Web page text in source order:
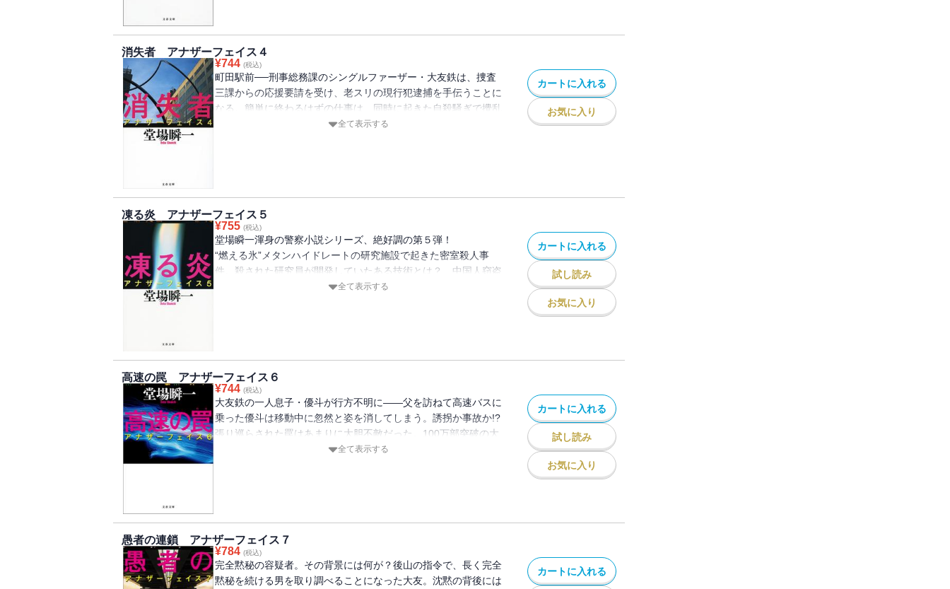
消失者 アナザーフェイス４
¥744 (税込)
町田駅前──刑事総務課のシングルファーザー・大友鉄は、捜査
三課からの応援要請を受け、老スリの現行犯逮捕を手伝うことに
なる。簡単に終わるはずの仕事は、同時に起きた自殺騒ぎで攪乱
され……。その夜、老スリは惨殺死体で発見された。軽犯罪に隠
全て表示する
カートに入れる
お気に入り
凍る炎 アナザーフェイス５
¥755 (税込)
堂場瞬一渾身の警察小説シリーズ、絶好調の第５弾！
“燃える氷”メタンハイドレートの研究施設で起きた密室殺人事
件。殺された研究員が開発していたある技術とは？ 中国人窃盗
団による宝石店爆破事件に関わった刑事総務課の大友鉄は、夢の
全て表示する
カートに入れる
試し読み
お気に入り
高速の罠 アナザーフェイス６
¥744 (税込)
大友鉄の一人息子・優斗が行方不明に――父を訪ねて高速バスに
乗った優斗は移動中に忽然と姿を消してしまう。誘拐か事故か!?
張り巡らされた罠はあまりに大胆不敵だった。100万部突破の大
人気シリーズ、大友鉄が新たなステージに！
全て表示する
カートに入れる
試し読み
お気に入り
愚者の連鎖 アナザーフェイス７
¥784 (税込)
完全黙秘の容疑者。その背景には何が？後山の指令で、長く完全
黙秘を続ける男を取り調べることになった大友。沈黙の背後には
カートに入れる